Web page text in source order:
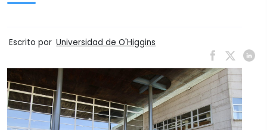
Escrito por Universidad de O'Higgins